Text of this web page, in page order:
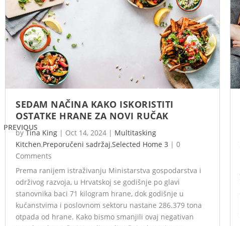
PREVIOUS
SEDAM NAČINA KAKO ISKORISTITI
OSTATKE HRANE ZA NOVI RUČAK
by Tina King | Oct 14, 2024 | Multitasking
Kitchen,Preporučeni sadržaj,Selected Home 3 | 0
Comments
Prema ranijem istraživanju Ministarstva gospodarstva i
održivog razvoja, u Hrvatskoj se godišnje po glavi
stanovnika baci 71 kilogram hrane, dok godišnje u
kućanstvima i poslovnom sektoru nastane 286.379 tona
otpada od hrane. Kako bismo smanjili ovaj negativan